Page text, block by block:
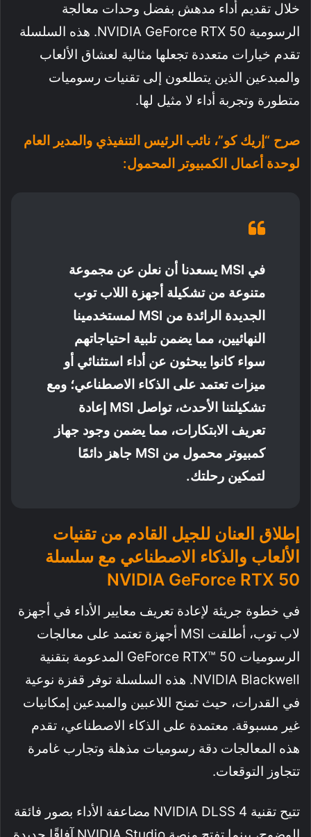
خلال تقديم أداء مدهش بفضل وحدات معالجة
الرسومية NVIDIA GeForce RTX 50. هذه السلسلة
تقدم خيارات متعددة تجعلها مثالية لعشاق الألعاب
والمبدعين الذين يتطلعون إلى تقنيات رسوميات
متطورة وتجربة أداء لا مثيل لها.
صرح “إريك كو”، نائب الرئيس التنفيذي والمدير العام
لوحدة أعمال الكمبيوتر المحمول:
في MSI يسعدنا أن نعلن عن مجموعة
متنوعة من تشكيلة أجهزة اللاب توب
الجديدة الرائدة من MSI لمستخدمينا
النهائيين، مما يضمن تلبية احتياجاتهم
سواء كانوا يبحثون عن أداء استثنائي أو
ميزات تعتمد على الذكاء الاصطناعي؛ ومع
تشكيلتنا الأحدث، تواصل MSI إعادة
تعريف الابتكارات، مما يضمن وجود جهاز
كمبيوتر محمول من MSI جاهز دائمًا
لتمكين رحلتك.
إطلاق العنان للجيل القادم من تقنيات
الألعاب والذكاء الاصطناعي مع سلسلة
NVIDIA GeForce RTX 50
في خطوة جريئة لإعادة تعريف معايير الأداء في أجهزة
لاب توب، أطلقت MSI أجهزة تعتمد على معالجات
الرسوميات GeForce RTX™ 50 المدعومة بتقنية
NVIDIA Blackwell. هذه السلسلة توفر قفزة نوعية
في القدرات، حيث تمنح اللاعبين والمبدعين إمكانيات
غير مسبوقة. معتمدة على الذكاء الاصطناعي، تقدم
هذه المعالجات دقة رسوميات مذهلة وتجارب غامرة
تتجاوز التوقعات.
تتيح تقنية NVIDIA DLSS 4 مضاعفة الأداء بصور فائقة